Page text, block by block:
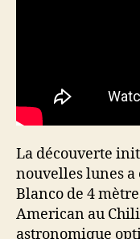
La découverte
nouvelles lunes a
Blanco de 4
American au
astronomique